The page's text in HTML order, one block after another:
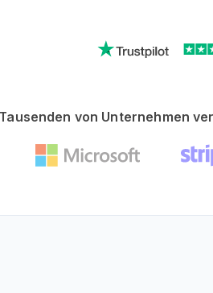
von Unternehmen